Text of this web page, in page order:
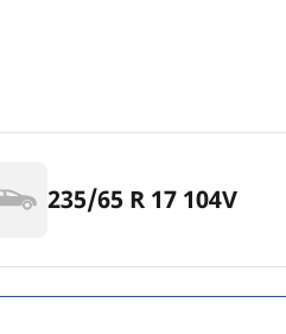
235/65 R 17 104V